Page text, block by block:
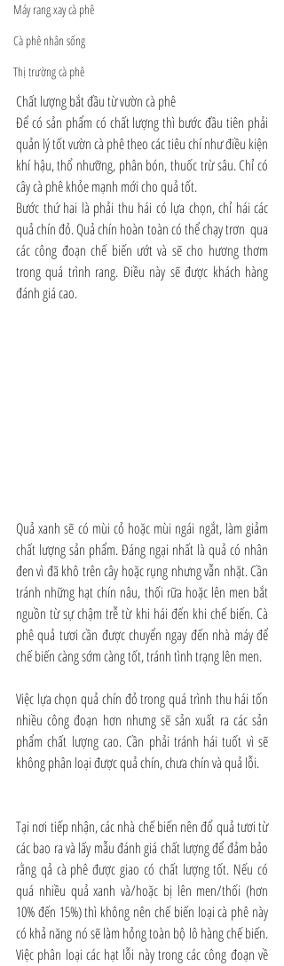
Máy rang xay cà phê
Cà phê nhân sống
Thị trường cà phê
Chất lượng bắt đầu từ vườn cà phê
Để có sản phẩm có chất lượng thì bước đầu tiên phải
quản lý tốt vườn cà phê theo các tiêu chí như điều kiện
khí hậu, thổ nhưỡng, phân bón, thuốc trừ sâu. Chỉ có
cây cà phê khỏe mạnh mới cho quả tốt.
Bước thứ hai là phải thu hái có lựa chọn, chỉ hái các
quả chín đỏ. Quả chín hoàn toàn có thể chạy trơn  qua
các công đoạn chế biến ướt và sẽ cho hương thơm
trong quá trình rang. Điều này sẽ được khách hàng
đánh giá cao.
Quả xanh sẽ có mùi cỏ hoặc mùi ngái ngắt, làm giảm
chất lượng sản phẩm. Đáng ngại nhất là quả có nhân
đen vì đã khô trên cây hoặc rụng nhưng vẫn nhặt. Cần
tránh những hạt chín nâu, thối rữa hoặc lên men bắt
nguồn từ sự chậm trễ từ khi hái đến khi chế biến. Cà
phê quả tươi cần được chuyển ngay đến nhà máy để
chế biến càng sớm càng tốt, tránh tình trạng lên men.
Việc lựa chọn quả chín đỏ trong quá trình thu hái tốn
nhiều công đoạn hơn nhưng sẽ sản xuất ra các sản
phẩm chất lượng cao. Cần phải tránh hái tuốt vì sẽ
không phân loại được quả chín, chưa chín và quả lỗi.
Tại nơi tiếp nhận, các nhà chế biến nên đổ quả tươi từ
các bao ra và lấy mẫu đánh giá chất lượng để đảm bảo
rằng qả cà phê được giao có chất lượng tốt. Nếu có
quá nhiều quả xanh và/hoặc bị lên men/thối (hơn
10% đến 15%) thì không nên chế biến loại cà phê này
có khả năng nó sẽ làm hỏng toàn bộ lô hàng chế biến.
Việc phân loại các hạt lỗi này trong các công đoạn về